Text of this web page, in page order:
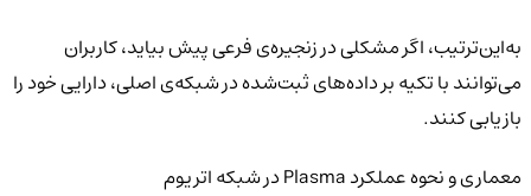
به‌این‌ترتیب، اگر مشکلی در زنجیره‌ی فرعی پیش بیاید، کاربران
می‌توانند با تکیه بر داده‌های ثبت‌شده در شبکه‌ی اصلی، دارایی خود را
بازیابی کنند.
معماری و نحوه عملکرد Plasma در شبکه اتریوم